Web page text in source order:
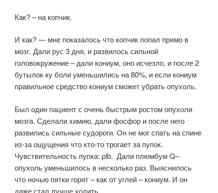
Как? – на копчик.
И как? — мне показалось что копчик попал прямо в
мозг. Дали рус 3 дня, и развилось сильной
головокружение – дали кониум, оно исчезло, и после 2
бутылок ку боли уменьшились на 80%, и если кониум
правильное средство кониум сможет убрать опухоль.
Был один пациент с очень быстрым ростом опухоли
мозга. Сделали химию, дали фосфор и после него
развились сильные судороги. Он не мог спать на спине
из-за ощущения что кто-то трогает за пупок.
Чувствительность пупка: plb. Дали плюмбум Q–
опухоль уменьшилось в несколько раз. Выяснилось
что ночью пятки горят – как от углей – кониум. И он
даже стал лучше ходить.